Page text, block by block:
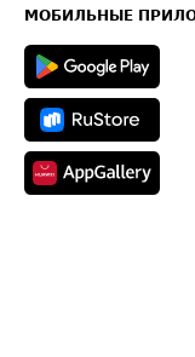
Техническая
МОБИЛЬНЫЕ